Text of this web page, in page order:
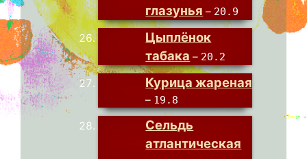
глазунья – 20.9
Цыплёнок
табака – 20.2
Курица жареная
– 19.8
Сельдь
атлантическая